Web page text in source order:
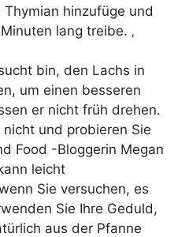
hinzufüge und
lang treibe. ‚
bin, den Lachs in
um einen besseren
er nicht früh drehen.
und probieren Sie
Food -Bloggerin Megan
leicht
Sie versuchen, es
Sie Ihre Geduld,
aus der Pfanne